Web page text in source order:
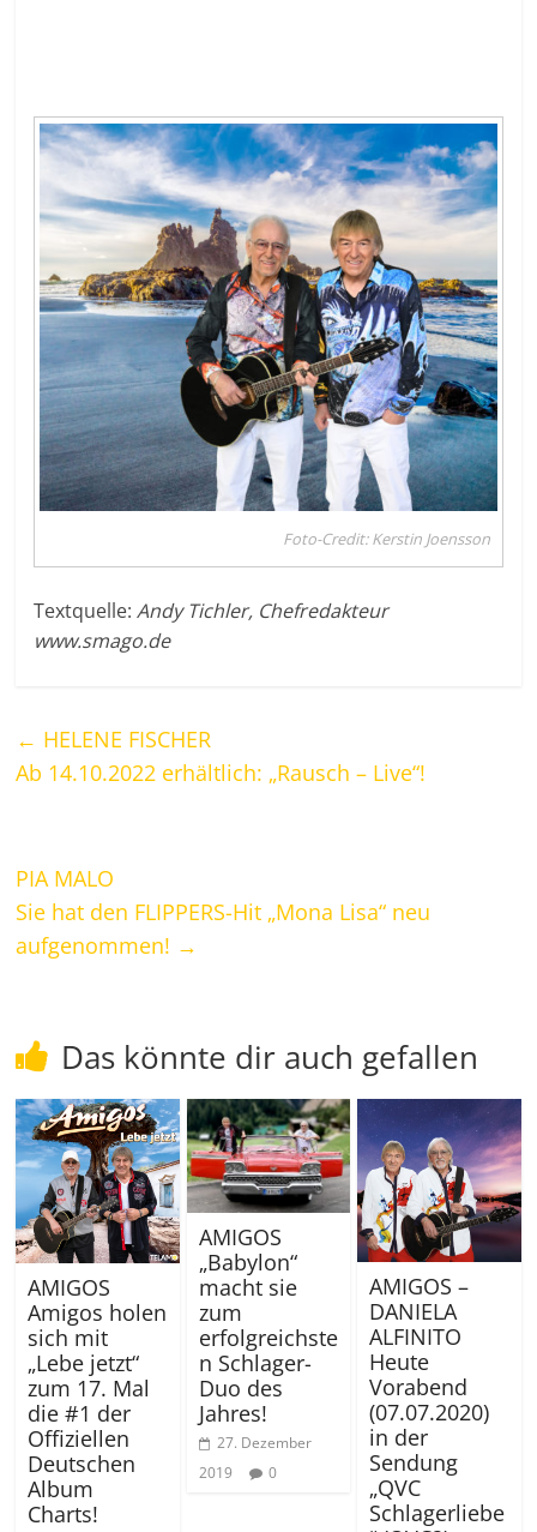
Foto-Credit: Kerstin Joensson
Textquelle:Andy Tichler, Chefredakteur
www.smago.de
← HELENE FISCHER
Ab 14.10.2022 erhältlich: „Rausch – Live“!
PIA MALO
Sie hat den FLIPPERS-Hit „Mona Lisa“ neu
aufgenommen! →
Das könnte dir auch gefallen
AMIGOS
Amigos holen
sich mit
„Lebe jetzt“
zum 17. Mal
die #1 der
Offiziellen
Deutschen
Album
Charts!
AMIGOS
„Babylon“
macht sie
zum
erfolgreichste
n Schlager-
Duo des
Jahres!
27. Dezember
2019
0
AMIGOS –
DANIELA
ALFINITO
Heute
Vorabend
(07.07.2020)
in der
Sendung
„QVC
Schlagerliebe